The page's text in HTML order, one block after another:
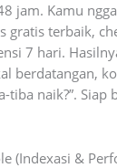
jam. Kamu
gratis terbaik,
7 hari.
berdatangan,
tiba naik?”. Siap
(Indexasi &